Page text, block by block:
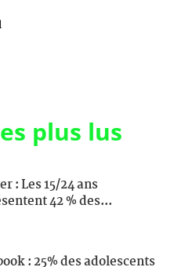
plus lus
: Les 15/24 ans
42 % des...
: 25% des adolescents